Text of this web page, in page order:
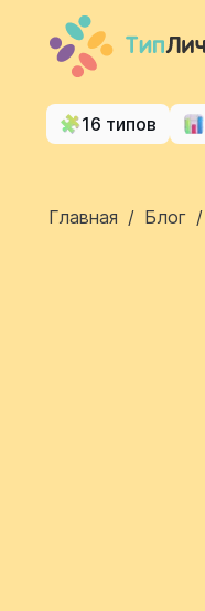
16 типов
Главная / Блог /